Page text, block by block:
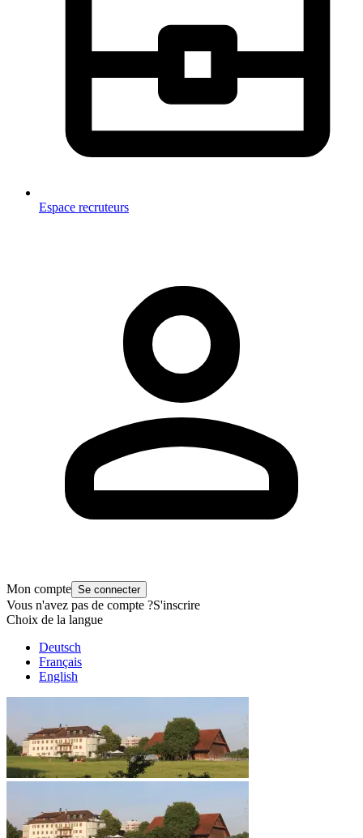
Espace recruteurs
Mon compte Se connecter
Vous n'avez pas de compte ?S'inscrire
Choix de la langue
Deutsch
Français
English